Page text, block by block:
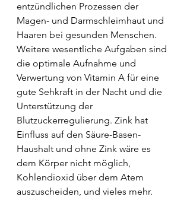
entzündlichen Prozessen der
Magen- und Darmschleimhaut und
Haaren bei gesunden Menschen.
Weitere wesentliche Aufgaben sind
die optimale Aufnahme und
Verwertung von Vitamin A für eine
gute Sehkraft in der Nacht und die
Unterstützung der
Blutzuckerregulierung. Zink hat
Einfluss auf den Säure-Basen-
Haushalt und ohne Zink wäre es
dem Körper nicht möglich,
Kohlendioxid über dem Atem
auszuscheiden, und vieles mehr.